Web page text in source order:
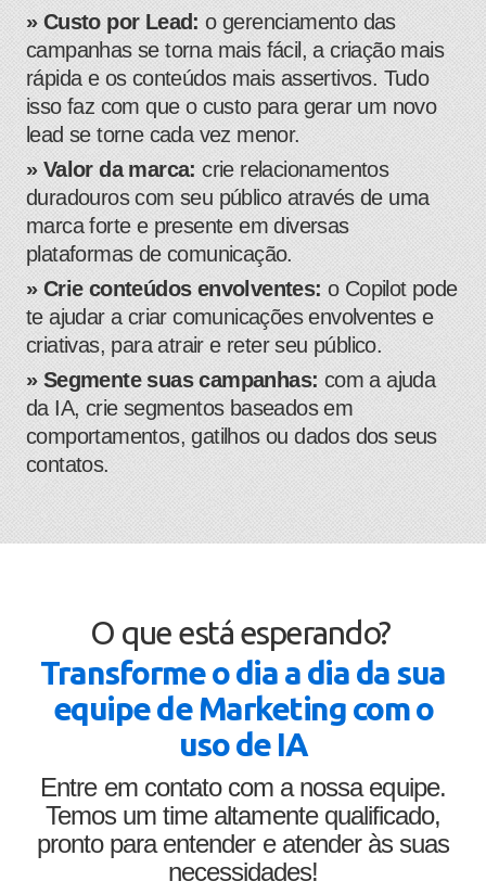
» Custo por Lead: o gerenciamento das
campanhas se torna mais fácil, a criação mais
rápida e os conteúdos mais assertivos. Tudo
isso faz com que o custo para gerar um novo
lead se torne cada vez menor.
» Valor da marca:crie relacionamentos
duradouros com seu público através de uma
marca forte e presente em diversas
plataformas de comunicação.
» Crie conteúdos envolventes: o Copilot pode
te ajudar a criar comunicações envolventes e
criativas, para atrair e reter seu público.
» Segmente suas campanhas: com a ajuda
da IA, crie segmentos baseados em
comportamentos, gatilhos ou dados dos seus
contatos.
O que está esperando? ​
​​​Transforme o dia a dia da sua
equipe de Marketing com o
uso de IA
Entre em contato com a nossa equipe.
Temos um time altamente qualificado,
pronto para entender e atender às suas
necessidades!